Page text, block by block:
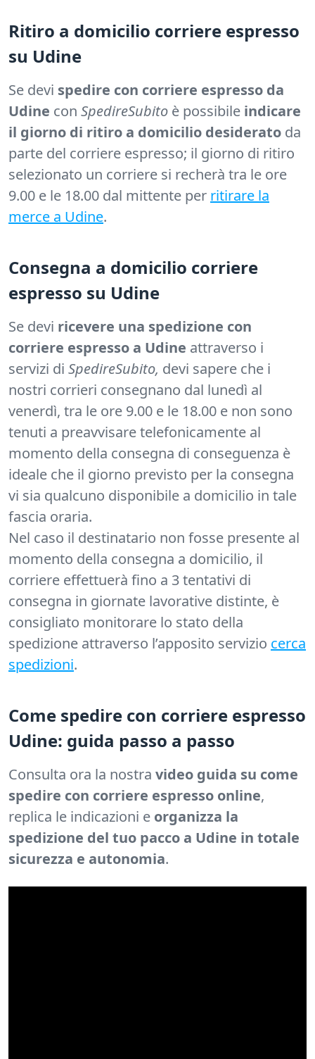
Ritiro a domicilio corriere espresso
su Udine
Se devi spedire con corriere espresso da
Udine con SpedireSubito è possibile indicare
il giorno di ritiro a domicilio desiderato da
parte del corriere espresso; il giorno di ritiro
selezionato un corriere si recherà tra le ore
9.00 e le 18.00 dal mittente per ritirare la
merce a Udine.
Consegna a domicilio corriere
espresso su Udine
Se devi ricevere una spedizione con
corriere espresso a Udine attraverso i
servizi di SpedireSubito, devi sapere che i
nostri corrieri consegnano dal lunedì al
venerdì, tra le ore 9.00 e le 18.00 e non sono
tenuti a preavvisare telefonicamente al
momento della consegna di conseguenza è
ideale che il giorno previsto per la consegna
vi sia qualcuno disponibile a domicilio in tale
fascia oraria.
Nel caso il destinatario non fosse presente al
momento della consegna a domicilio, il
corriere effettuerà fino a 3 tentativi di
consegna in giornate lavorative distinte, è
consigliato monitorare lo stato della
spedizione attraverso l’apposito servizio cerca
spedizioni.
Come spedire con corriere espresso
Udine: guida passo a passo
Consulta ora la nostra video guida su come
spedire con corriere espresso online,
replica le indicazioni e organizza la
spedizione del tuo pacco a Udine in totale
sicurezza e autonomia.